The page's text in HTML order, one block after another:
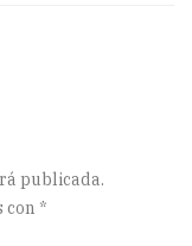
publicada.
con *